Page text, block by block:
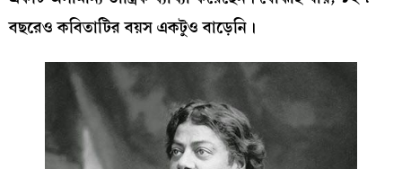
বছরেও কবিতাটির বয়স একটুও বাড়েনি।